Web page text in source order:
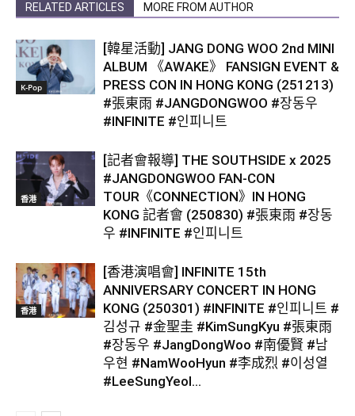
RELATED ARTICLES MORE FROM AUTHOR
K-Pop
[韓星活動] JANG DONG WOO 2nd MINI
ALBUM 《AWAKE》 FANSIGN EVENT &
PRESS CON IN HONG KONG (251213)
#張東雨 #JANGDONGWOO #장동우
#INFINITE #인피니트
香港
[記者會報導] THE SOUTHSIDE x 2025
#JANGDONGWOO FAN-CON
TOUR《CONNECTION》IN HONG
KONG 記者會 (250830) #張東雨 #장동
우 #INFINITE #인피니트
香港
[香港演唱會] INFINITE 15th
ANNIVERSARY CONCERT IN HONG
KONG (250301) #INFINITE #인피니트 #
김성규 #金聖圭 #KimSungKyu #張東雨
#장동우 #JangDongWoo #南優賢 #남
우현 #NamWooHyun #李成烈 #이성열
#LeeSungYeol...